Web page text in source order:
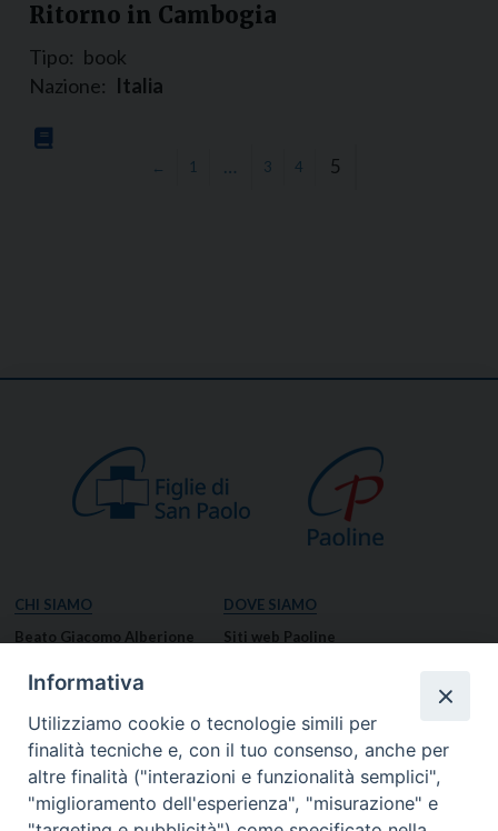
Ritorno in Cambogia
Tipo: book
Nazione: Italia
← 1 … 3 4 5
CHI SIAMO
Beato Giacomo Alberione
Missione Paolina
Luoghi delle Origini
Governo Generale
DOVE SIAMO
Siti web Paoline
Notizie dal governo generale
Notizie in breve
RISORSE
Informativa
Utilizziamo cookie o tecnologie simili per
finalità tecniche e, con il tuo consenso, anche per
altre finalità ("interazioni e funzionalità semplici",
"miglioramento dell'esperienza", "misurazione" e